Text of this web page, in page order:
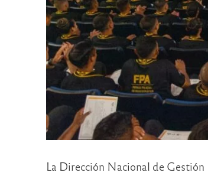
La Dirección Nacional de